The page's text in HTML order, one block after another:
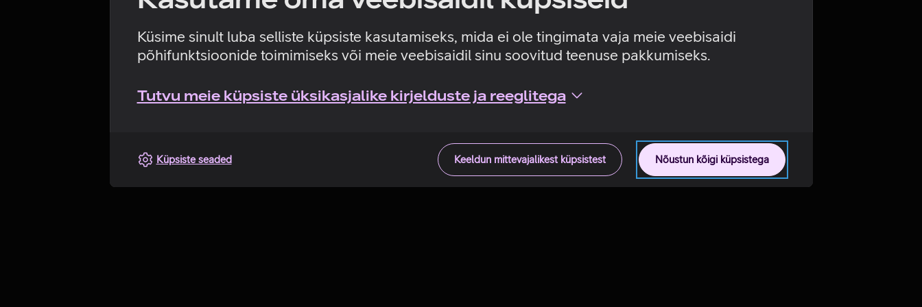
Küsime sinult luba selliste küpsiste kasutamiseks, mida ei ole tingimata vaja meie veebisaidi
põhifunktsioonide toimimiseks või meie veebisaidil sinu soovitud teenuse pakkumiseks.
Tutvu meie küpsiste üksikasjalike kirjelduste ja reeglitega
Nõustun kõigi küpsistega
Keeldun mittevajalikest küpsistest
Küpsiste seaded